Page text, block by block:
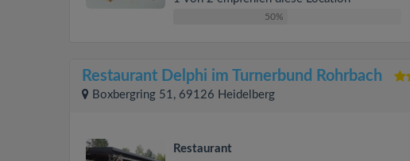
50%
Restaurant Delphi im Turnerbund Rohrbach
Boxbergring 51, 69126 Heidelberg
Restaurant